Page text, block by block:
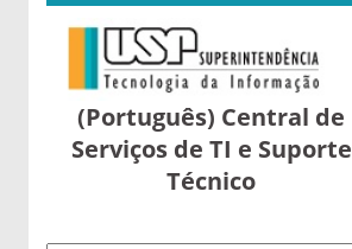
(Português) Central de
Serviços de TI e Suporte
Técnico